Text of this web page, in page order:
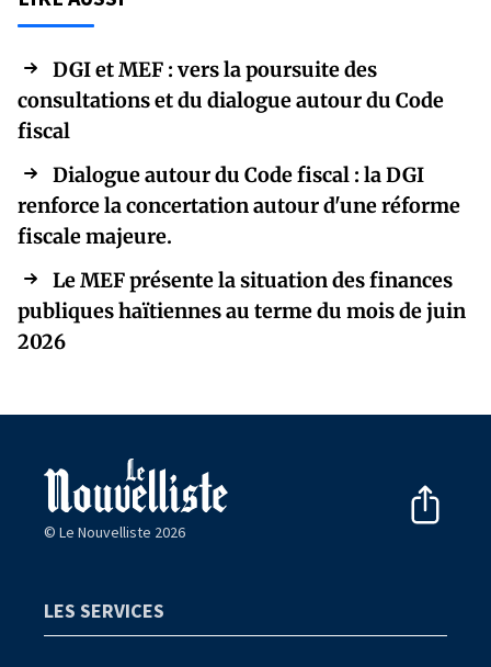
DGI et MEF : vers la poursuite des
consultations et du dialogue autour du Code
fiscal
Dialogue autour du Code fiscal : la DGI
renforce la concertation autour d'une réforme
fiscale majeure.
Le MEF présente la situation des finances
publiques haïtiennes au terme du mois de juin
2026
© Le Nouvelliste 2026
LES SERVICES